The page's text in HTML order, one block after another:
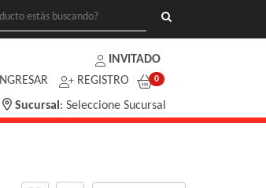
INVITADO
INGRESAR
REGISTRO
Sucursal :Seleccione Sucursal
0